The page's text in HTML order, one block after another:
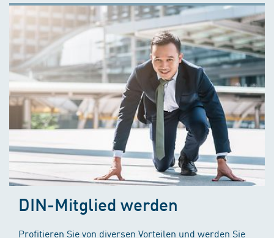
DIN-Mitglied werden
Profitieren Sie von diversen Vorteilen und werden Sie